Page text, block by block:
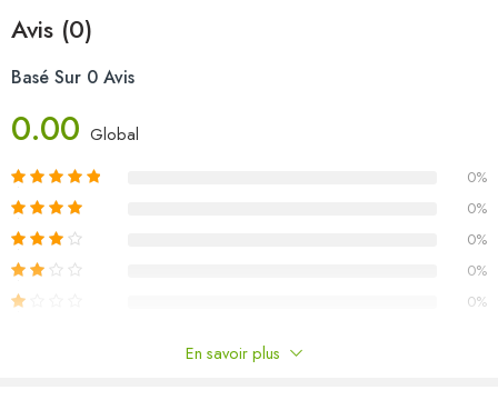
confort supplémentaire. Chaque coussin comporte deux ensembles
Matériau de la chaise : bois d’acacia massif avec finition à l’huile
Dimensions de la chaise : 44 x 50 x 88 cm (l x P x H)
Dimensions du coussin : 40 x 40 x 4 cm (L x l x é)
Chaise pliante
Comprend 2 jeux de cordes pour fixer le coussin au siège
L’assemblage est requis
Avis (0)
Basé Sur 0 Avis
0.00 Global
0%
0%
0%
0%
0%
En savoir plus